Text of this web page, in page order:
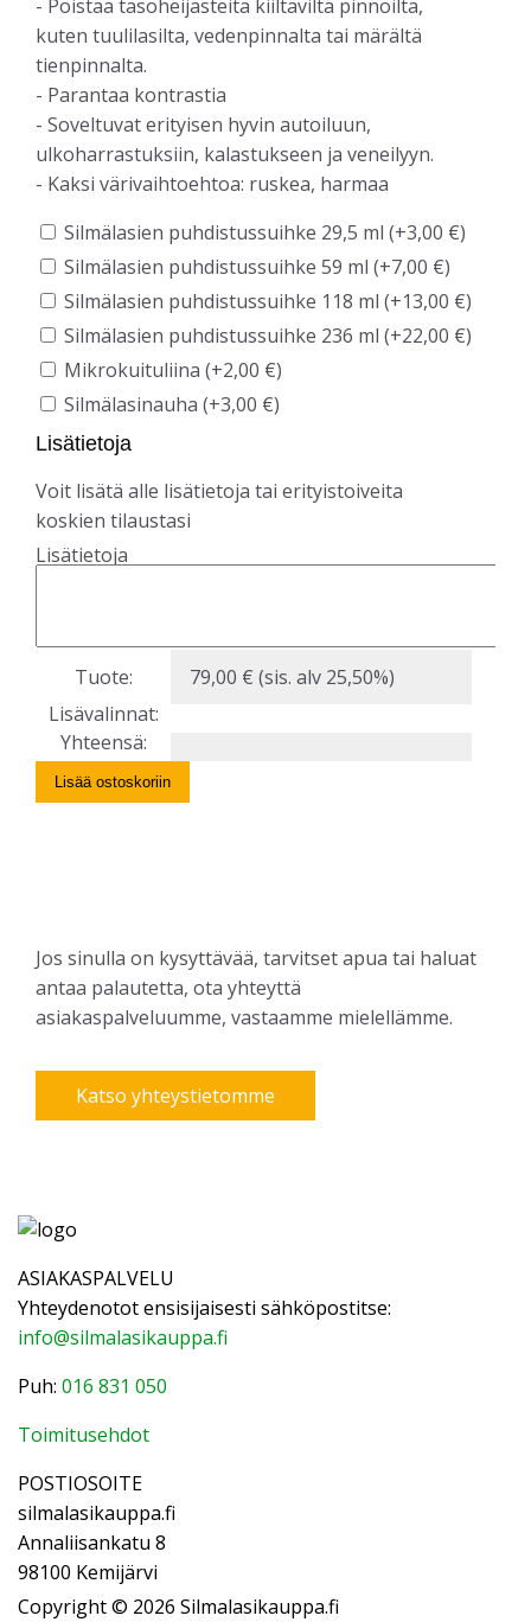
- Poistaa tasoheijasteita kiiltäviltä pinnoilta,
kuten tuulilasilta, vedenpinnalta tai märältä
tienpinnalta.
- Parantaa kontrastia
- Soveltuvat erityisen hyvin autoiluun,
ulkoharrastuksiin, kalastukseen ja veneilyyn.
- Kaksi värivaihtoehtoa: ruskea, harmaa
Silmälasien puhdistussuihke 29,5 ml (+3,00 €)
Silmälasien puhdistussuihke 59 ml (+7,00 €)
Silmälasien puhdistussuihke 118 ml (+13,00 €)
Silmälasien puhdistussuihke 236 ml (+22,00 €)
Mikrokuituliina (+2,00 €)
Silmälasinauha (+3,00 €)
Lisätietoja
Voit lisätä alle lisätietoja tai erityistoiveita
koskien tilaustasi
Lisätietoja
Tuote: 79,00 € (sis. alv 25,50%)
Lisävalinnat:
Yhteensä:
Lisää ostoskoriin
Jos sinulla on kysyttävää, tarvitset apua tai haluat
antaa palautetta, ota yhteyttä
asiakaspalveluumme, vastaamme mielellämme.
Katso yhteystietomme
ASIAKASPALVELU
Yhteydenotot ensisijaisesti sähköpostitse:
info@silmalasikauppa.fi
Puh: 016 831 050
Toimitusehdot
POSTIOSOITE
silmalasikauppa.fi
Annaliisankatu 8
98100 Kemijärvi
Copyright © 2026 Silmalasikauppa.fi